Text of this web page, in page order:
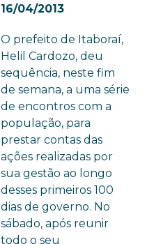
16/04/2013
O prefeito de Itaboraí,
Helil Cardozo, deu
sequência, neste fim
de semana, a uma série
de encontros com a
população, para
prestar contas das
ações realizadas por
sua gestão ao longo
desses primeiros 100
dias de governo. No
sábado, após reunir
todo o seu